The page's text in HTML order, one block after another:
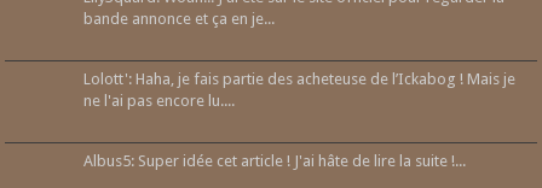
bande annonce et ça en je...
Lolott': Haha, je fais partie des acheteuse de l’Ickabog ! Mais je
ne l'ai pas encore lu....
Albus5: Super idée cet article ! J'ai hâte de lire la suite !...